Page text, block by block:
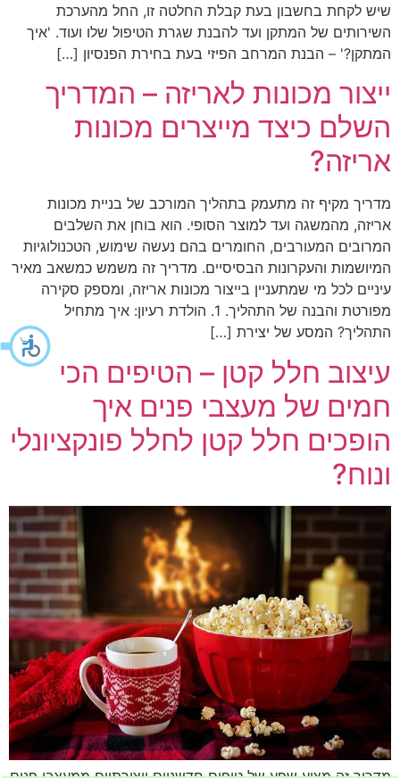
שיש לקחת בחשבון בעת קבלת החלטה זו, החל מהערכת
השירותים של המתקן ועד להבנת שגרת הטיפול שלו ועוד. 'איך
המתקן?' – הבנת המרחב הפיזי בעת בחירת הפנסיון […]
ייצור מכונות לאריזה – המדריך
השלם כיצד מייצרים מכונות
אריזה?
מדריך מקיף זה מתעמק בתהליך המורכב של בניית מכונות
אריזה, מהמשגה ועד למוצר הסופי. הוא בוחן את השלבים
המרובים המעורבים, החומרים בהם נעשה שימוש, הטכנולוגיות
המיושמות והעקרונות הבסיסיים. מדריך זה משמש כמשאב מאיר
עיניים לכל מי שמתעניין בייצור מכונות אריזה, ומספק סקירה
מפורטת והבנה של התהליך. 1. הולדת רעיון: איך מתחיל
התהליך? המסע של יצירת […]
עיצוב חלל קטן – הטיפים הכי
חמים של מעצבי פנים איך
הופכים חלל קטן לחלל פונקציונלי
ונוח?